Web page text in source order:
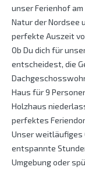
unser Ferienhof
Natur der Nordsee
perfekte Auszeit
Ob Du dich für
entscheidest, die
Haus für 9
Holzhaus
perfektes
Unser weitläufiges
entspannte
Umgebung oder